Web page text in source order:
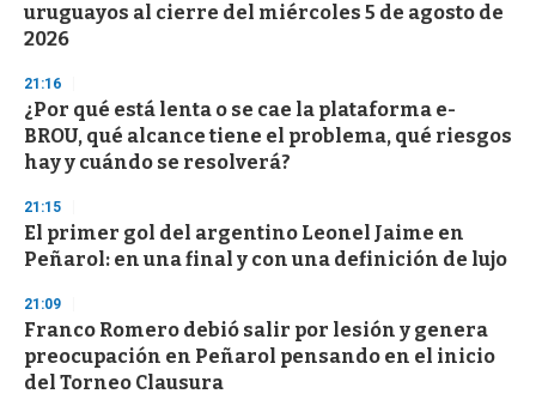
uruguayos al cierre del miércoles 5 de agosto de
2026
21:16
¿Por qué está lenta o se cae la plataforma e-
BROU, qué alcance tiene el problema, qué riesgos
hay y cuándo se resolverá?
21:15
El primer gol del argentino Leonel Jaime en
Peñarol: en una final y con una definición de lujo
21:09
Franco Romero debió salir por lesión y genera
preocupación en Peñarol pensando en el inicio
del Torneo Clausura